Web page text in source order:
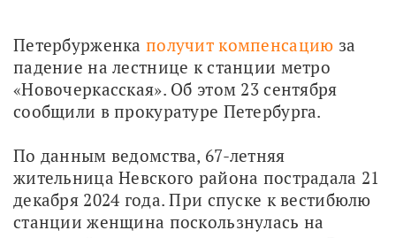
Петербурженка получит компенсацию за
падение на лестнице к станции метро
«Новочеркасская». Об этом 23 сентября
сообщили в прокуратуре Петербурга.
По данным ведомства, 67-летняя
жительница Невского района пострадала 21
декабря 2024 года. При спуске к вестибюлю
станции женщина поскользнулась на